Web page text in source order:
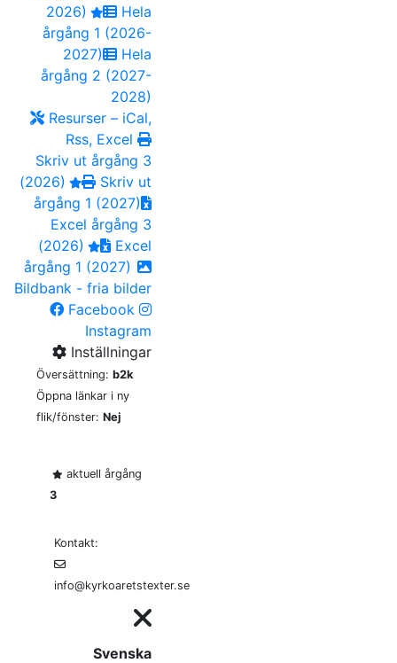
2026)
Hela
årgång 1 (2026-
2027)
Hela
årgång 2 (2027-
2028)
Resurser – iCal,
Rss, Excel
Skriv ut årgång 3
(2026)
Skriv ut
årgång 1 (2027)
Excel årgång 3
(2026)
Excel
årgång 1 (2027)
Bildbank - fria bilder
Facebook
Instagram
Inställningar
Översättning: b2k
Öppna länkar i ny
flik/fönster: Nej
aktuell årgång
3
Kontakt:
info@kyrkoaretstexter.se
Svenska